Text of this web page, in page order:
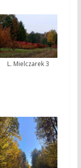
L. Mielczarek 3